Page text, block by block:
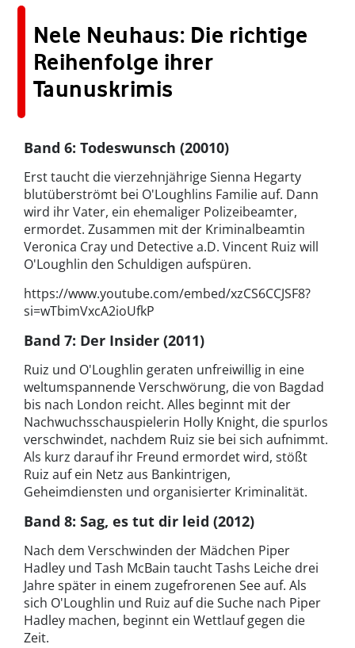
Nele Neuhaus: Die richtige
Reihenfolge ihrer
Taunuskrimis
Band 6: Todeswunsch (20010)
Erst taucht die vierzehnjährige Sienna Hegarty
blutüberströmt bei O'Loughlins Familie auf. Dann
wird ihr Vater, ein ehemaliger Polizeibeamter,
ermordet. Zusammen mit der Kriminalbeamtin
Veronica Cray und Detective a.D. Vincent Ruiz will
O'Loughlin den Schuldigen aufspüren.
https://www.youtube.com/embed/xzCS6CCJSF8?
si=wTbimVxcA2ioUfkP
Band 7: Der Insider (2011)
Ruiz und O'Loughlin geraten unfreiwillig in eine
weltumspannende Verschwörung, die von Bagdad
bis nach London reicht. Alles beginnt mit der
Nachwuchsschauspielerin Holly Knight, die spurlos
verschwindet, nachdem Ruiz sie bei sich aufnimmt.
Als kurz darauf ihr Freund ermordet wird, stößt
Ruiz auf ein Netz aus Bankintrigen,
Geheimdiensten und organisierter Kriminalität.
Band 8: Sag, es tut dir leid (2012)
Nach dem Verschwinden der Mädchen Piper
Hadley und Tash McBain taucht Tashs Leiche drei
Jahre später in einem zugefrorenen See auf. Als
sich O'Loughlin und Ruiz auf die Suche nach Piper
Hadley machen, beginnt ein Wettlauf gegen die
Zeit.